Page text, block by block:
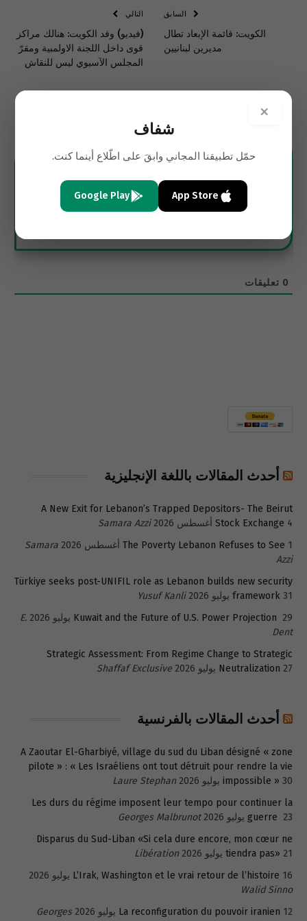
السابق
الكويت: قائمة الإبعاد تطال
مديرين لبنانيين
التالي
(فيديو) وفد الكويت: هنالك مراكز
قوى داخل اللجنة الاولمبية ومقرّ
المجلس الآسيوي ليس للنقاش
0 تعليقات
أحدث المقالات باللغة الإنجليزية
A New Exit for Lebanon’s Trapped Depositors- The Beirut
Stock Exchange 4 أغسطس 2026
Samara Azzi
The Poverty Lebanon Refuses to See 1 أغسطس 2026
Samara
Azzi
Türkiye seeks post-UNIFIL role as Lebanon builds new security
framework 31 يوليو 2026
Yusuf Kanli
Kuwait and the Future of U.S. Power Projection 29 يوليو 2026
E.
Dent
Strategic Assessment: From Regime Change to Strategic
Neutralization 27 يوليو 2026 Shaffaf Exclusive
أحدث المقالات بالفرنسية
A Zaoutar El-Gharbiyé, village du sud du Liban désigné « zone
pilote » : « Les Israéliens ont tout détruit pour rendre la vie
impossible » 30 يوليو 2026
Laure Stephan
Les durs du régime imposent leur tempo pour continuer la
guerre 23 يوليو 2026
Georges Malbrunot
Disparus du Sud-Liban «Si cela dure encore, mon cœur ne
tiendra pas» 21 يوليو 2026
Libération
L’Irak, Washington et le vrai retour de l’histoire 16 يوليو 2026
Walid Sinno
La reconfiguration du pouvoir iranien 12 يوليو 2026
Georges
×
شفاف
حمّل تطبيقنا المجاني وابقَ على اطّلاع أينما كنت.
App Store
Google Play